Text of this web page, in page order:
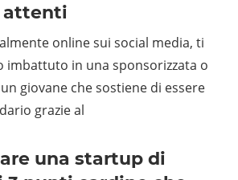
attenti
online sui social media, ti
imbattuto in una sponsorizzata o
giovane che sostiene di essere
grazie al
una startup di